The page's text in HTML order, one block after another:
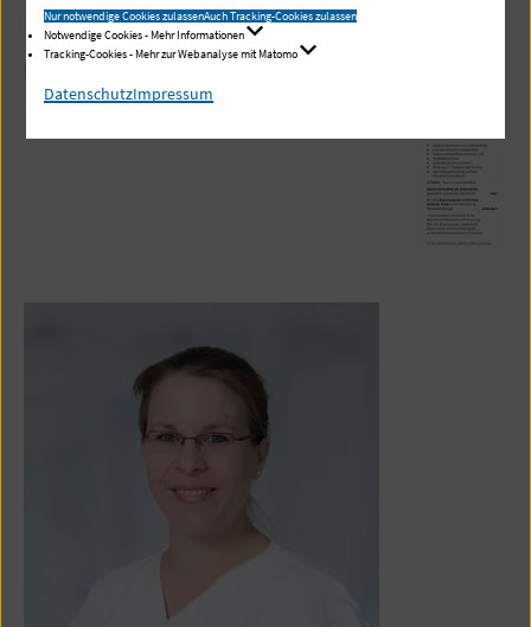
Download Preisübersicht
Preisliste Perturbationstrainer
Nur notwendige Cookies zulassenAuch Tracking-Cookies zulassen
Notwendige Cookies - Mehr Informationen
Tracking-Cookies - Mehr zur Webanalyse mit Matomo
DatenschutzImpressum